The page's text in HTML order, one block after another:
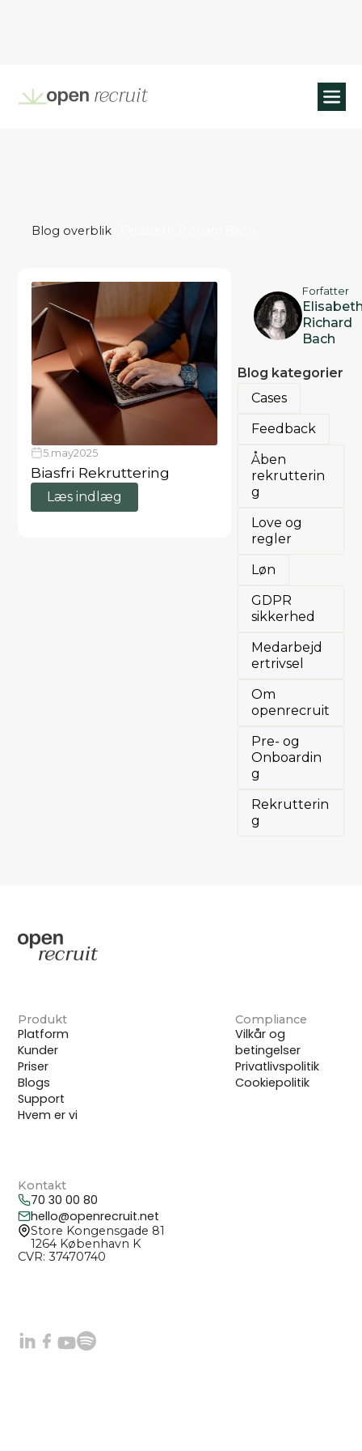
Blog overblik
5.may2025
Biasfri Rekruttering
Læs indlæg
Forfatter
Richard
Bach
Blog kategorier
Cases
Feedback
Åben
rekrutterin
g
Love og
regler
Løn
GDPR
sikkerhed
Medarbejd
ertrivsel
Om
openrecruit
Pre- og
Onboardin
g
Rekrutterin
g
Produkt
Platform
Kunder
Priser
Blogs
Support
Hvem er vi
Compliance
Vilkår og
betingelser
Privatlivspolitik
Cookiepolitik
Kontakt
70 30 00 80
hello@openrecruit.net
Store Kongensgade 81
1264 København K
CVR: 37470740